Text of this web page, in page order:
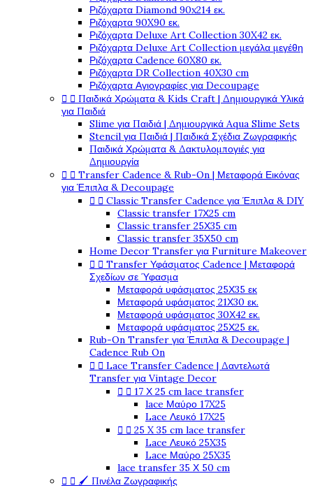
Ριζόχαρτα Diamond 90x214 εκ.
Ριζόχαρτα 90X90 εκ.
Ριζόχαρτα Deluxe Art Collection 30X42 εκ.
Ριζόχαρτα Deluxe Art Collection μεγάλα μεγέθη
Ριζόχαρτα Cadence 60X80 εκ.
Ριζόχαρτα DR Collection 40X30 cm
Ριζόχαρτα Αγιογραφίες για Decoupage
  Παιδικά Χρώματα & Kids Craft | Δημιουργικά Υλικά
για Παιδιά
Slime για Παιδιά | Δημιουργικά Aqua Slime Sets
Stencil για Παιδιά | Παιδικά Σχέδια Ζωγραφικής
Παιδικά Χρώματα & Δακτυλομπογιές για
Δημιουργία
  Transfer Cadence & Rub-On | Μεταφορά Εικόνας
για Έπιπλα & Decoupage
  Classic Transfer Cadence για Έπιπλα & DIY
Classic transfer 17Χ25 cm
Classic transfer 25Χ35 cm
Classic transfer 35Χ50 cm
Home Decor Transfer για Furniture Makeover
  Transfer Υφάσματος Cadence | Μεταφορά
Σχεδίων σε Ύφασμα
Μεταφορά υφάσματος 25Χ35 εκ
Μεταφορά υφάσματος 21Χ30 εκ.
Μεταφορά υφάσματος 30Χ42 εκ.
Μεταφορά υφάσματος 25Χ25 εκ.
Rub-On Transfer για Έπιπλα & Decoupage |
Cadence Rub On
  Lace Transfer Cadence | Δαντελωτά
Transfer για Vintage Decor
  17 Χ 25 cm lace transfer
lace Μαύρο 17X25
Lace Λευκό 17X25
  25 X 35 cm lace transfer
Lace Λευκό 25X35
Lace Μαύρο 25X35
lace transfer 35 Χ 50 cm
  🖌️ Πινέλα Ζωγραφικής